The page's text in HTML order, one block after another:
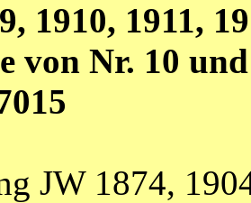
1910, 1911,
von Nr. 10
JW 1874,